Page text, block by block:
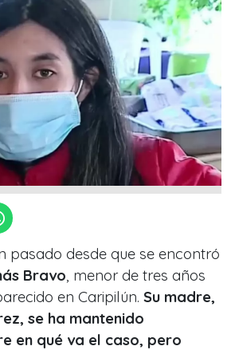
pasado desde que se encontró
Bravo, menor de tres años
en Caripilún. Su madre,
se ha mantenido
en qué va el caso, pero